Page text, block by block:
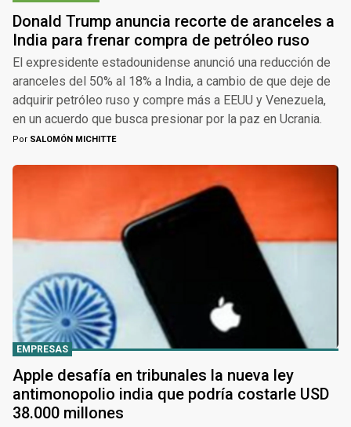
Donald Trump anuncia recorte de aranceles a
India para frenar compra de petróleo ruso
El expresidente estadounidense anunció una reducción de
aranceles del 50% al 18% a India, a cambio de que deje de
adquirir petróleo ruso y compre más a EEUU y Venezuela,
en un acuerdo que busca presionar por la paz en Ucrania.
Por SALOMÓN MICHITTE
EMPRESAS
Apple desafía en tribunales la nueva ley
antimonopolio india que podría costarle USD
38.000 millones